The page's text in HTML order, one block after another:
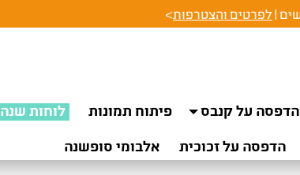
לפרטים והצטרפות>
הדפסה על קנבס פיתוח תמונות לוחות שנה
הדפסה על זכוכית אלבומי סופשנה